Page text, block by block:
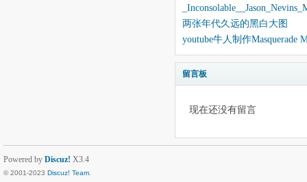
两张年代久远的黑白大图
youtube牛人制作Masquerade
留言板
现在还没有留言
Powered by Discuz! X3.4
© 2001-2023 Discuz! Team